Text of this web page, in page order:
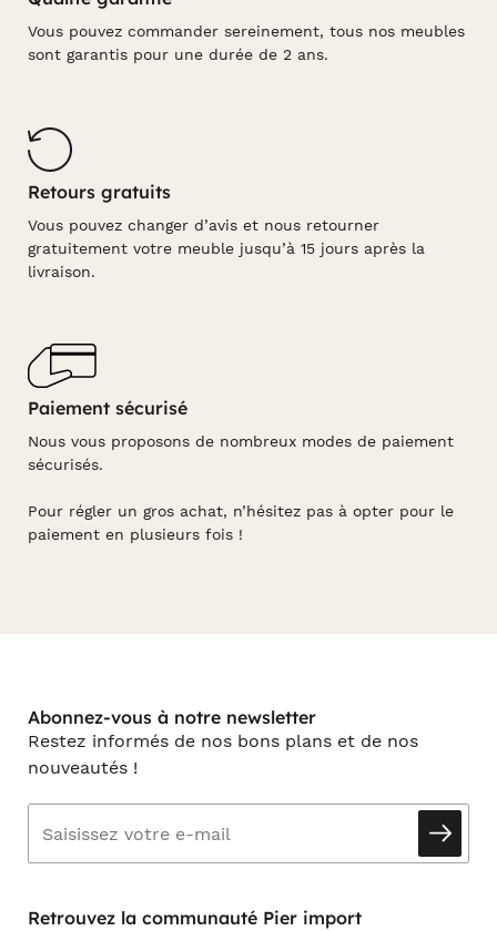
Vous pouvez commander sereinement, tous nos meubles
sont garantis pour une durée de 2 ans.
Retours gratuits
Vous pouvez changer d’avis et nous retourner
gratuitement votre meuble jusqu’à 15 jours après la
livraison.
Paiement sécurisé
Nous vous proposons de nombreux modes de paiement
sécurisés.
Pour régler un gros achat, n’hésitez pas à opter pour le
paiement en plusieurs fois !
Abonnez-vous à notre newsletter
Restez informés de nos bons plans et de nos
nouveautés !
Retrouvez la communauté Pier import